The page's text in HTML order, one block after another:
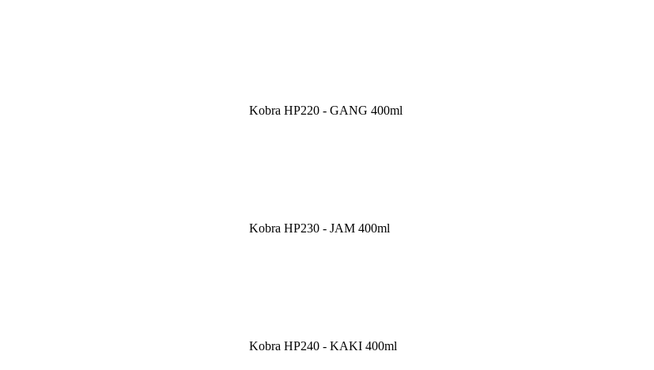
Kobra HP220 - GANG 400ml
Kobra HP230 - JAM 400ml
Kobra HP240 - KAKI 400ml